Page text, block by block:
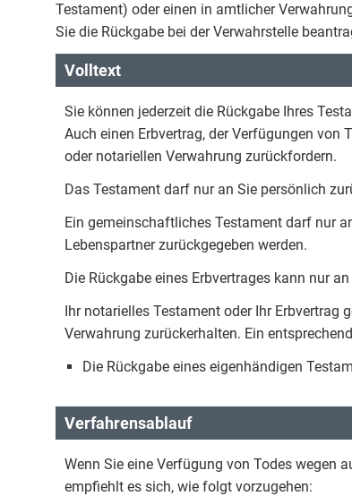
Testament) oder einen in amtlicher
Sie die Rückgabe bei der Verwahrstelle
Volltext
Sie können jederzeit die Rückgabe Ihres
Auch einen Erbvertrag, der Verfügungen von
oder notariellen Verwahrung zurückfordern.
Das Testament darf nur an Sie persönlich
Ein gemeinschaftliches Testament darf nur
Lebenspartner zurückgegeben werden.
Die Rückgabe eines Erbvertrages kann nur
Ihr notarielles Testament oder Ihr Erbvertrag
Verwahrung zurückerhalten. Ein
Die Rückgabe eines eigenhändigen
Verfahrensablauf
Wenn Sie eine Verfügung von Todes wegen
empfiehlt es sich, wie folgt vorzugehen: